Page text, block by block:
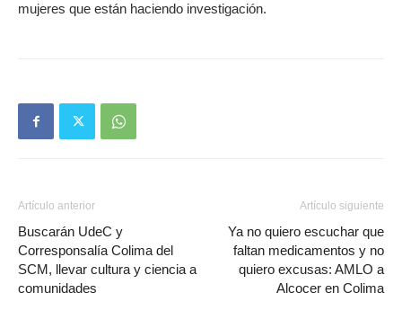
mujeres que están haciendo investigación.
Artículo anterior
Buscarán UdeC y
Corresponsalía Colima del
SCM, llevar cultura y ciencia a
comunidades
Artículo siguiente
Ya no quiero escuchar que
faltan medicamentos y no
quiero excusas: AMLO a
Alcocer en Colima